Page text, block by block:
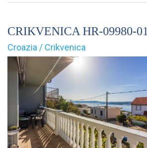
CRIKVENICA HR-09980-01
Croazia / Crikvenica